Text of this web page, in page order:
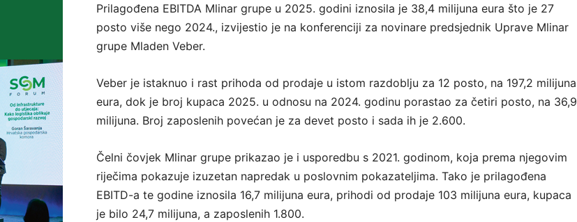
Prilagođena EBITDA Mlinar grupe u 2025. godini iznosila je 38,4 milijuna eura što je 27
posto više nego 2024., izvijestio je na konferenciji za novinare predsjednik Uprave Mlinar
grupe Mladen Veber.
Veber je istaknuo i rast prihoda od prodaje u istom razdoblju za 12 posto, na 197,2 milijuna
eura, dok je broj kupaca 2025. u odnosu na 2024. godinu porastao za četiri posto, na 36,9
milijuna. Broj zaposlenih povećan je za devet posto i sada ih je 2.600.
Čelni čovjek Mlinar grupe prikazao je i usporedbu s 2021. godinom, koja prema njegovim
riječima pokazuje izuzetan napredak u poslovnim pokazateljima. Tako je prilagođena
EBITD-a te godine iznosila 16,7 milijuna eura, prihodi od prodaje 103 milijuna eura, kupaca
je bilo 24,7 milijuna, a zaposlenih 1.800.